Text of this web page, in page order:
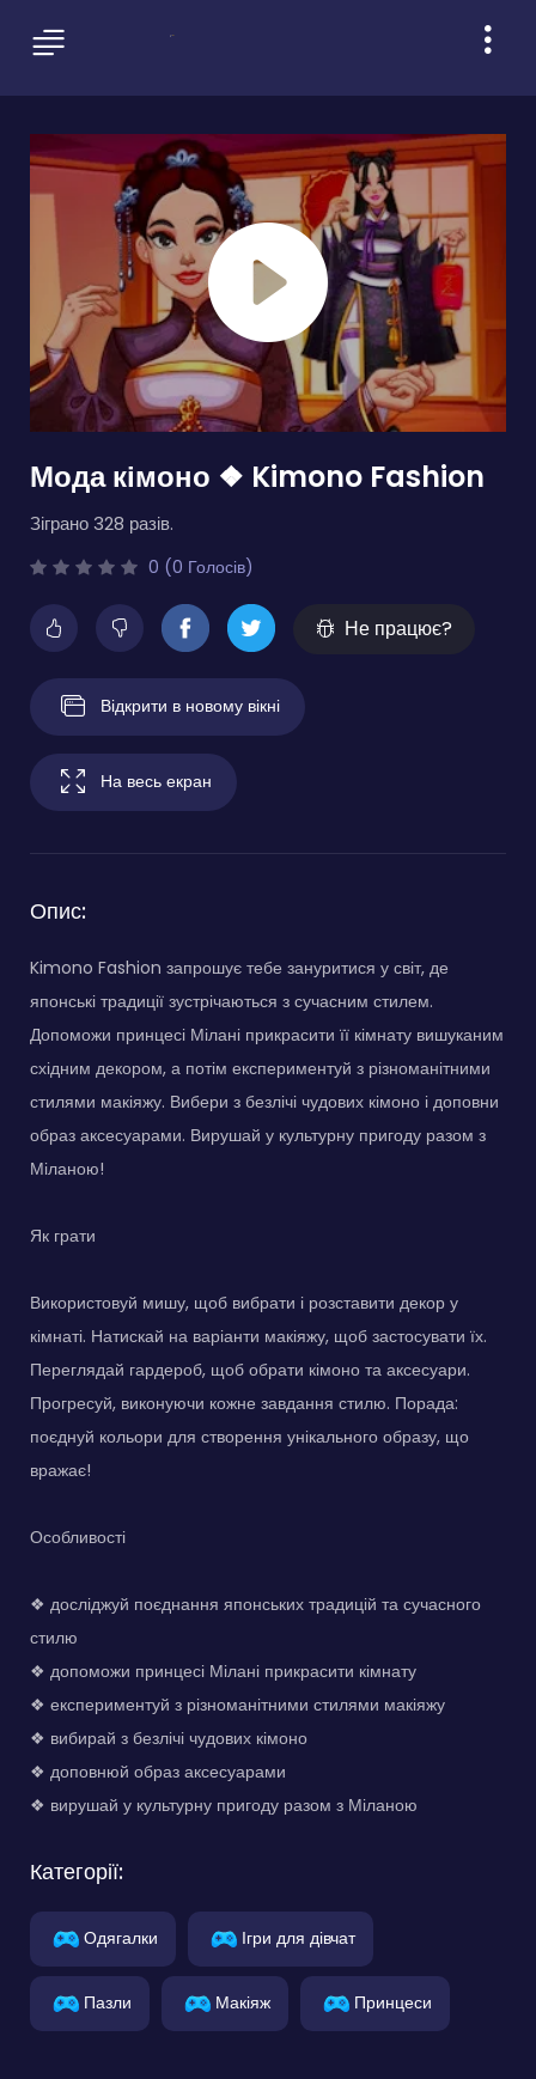
Мода кімоно ❖ Kimono Fashion
Зіграно 328 разів.
0 (0 Голосів)
Не працює?
Відкрити в новому вікні
На весь екран
Опис:
Kimono Fashion запрошує тебе зануритися у світ, де
японські традиції зустрічаються з сучасним стилем.
Допоможи принцесі Мілані прикрасити її кімнату вишуканим
східним декором, а потім експериментуй з різноманітними
стилями макіяжу. Вибери з безлічі чудових кімоно і доповни
образ аксесуарами. Вирушай у культурну пригоду разом з
Міланою!
Як грати
Використовуй мишу, щоб вибрати і розставити декор у
кімнаті. Натискай на варіанти макіяжу, щоб застосувати їх.
Переглядай гардероб, щоб обрати кімоно та аксесуари.
Прогресуй, виконуючи кожне завдання стилю. Порада:
поєднуй кольори для створення унікального образу, що
вражає!
Особливості
❖ досліджуй поєднання японських традицій та сучасного
стилю
❖ допоможи принцесі Мілані прикрасити кімнату
❖ експериментуй з різноманітними стилями макіяжу
❖ вибирай з безлічі чудових кімоно
❖ доповнюй образ аксесуарами
❖ вирушай у культурну пригоду разом з Міланою
Категорії:
Одягалки Ігри для дівчат
Пазли Макіяж Принцеси